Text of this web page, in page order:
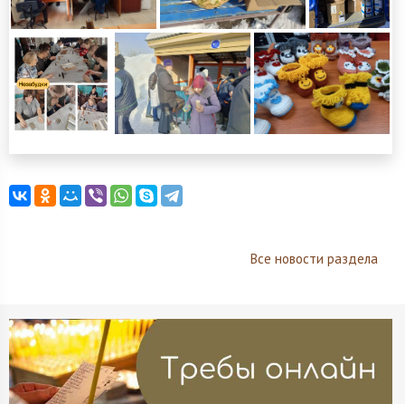
Все новости раздела